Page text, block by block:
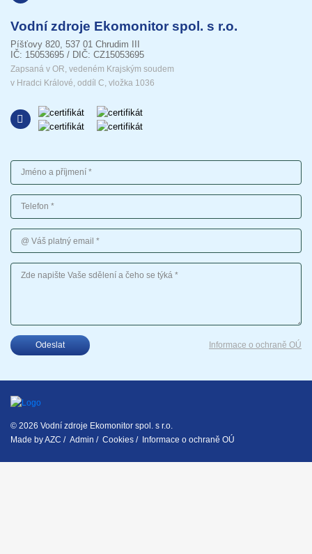
Vodní zdroje Ekomonitor spol. s r.o.
Píšťovy 820, 537 01 Chrudim III
IČ: 15053695 / DIČ: CZ15053695
Zapsaná v OR, vedeném Krajským soudem
v Hradci Králové, oddíl C, vložka 1036
Jméno a příjmení
Telefon
Váš platný email
Vaše sdělení
Odeslat Informace o ochraně OÚ
© 2026 Vodní zdroje Ekomonitor spol. s r.o.
Made byAZC / Admin / Cookies / Informace o ochraně OÚ